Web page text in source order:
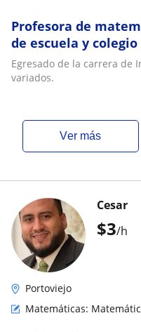
Profesora de
de escuela y colegio
Egresado de la carrera de
variados.
ver más
$3/h
Cesar
Portoviejo
Matemáticas: